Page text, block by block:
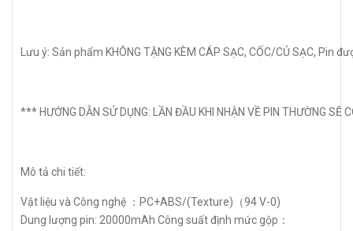
Lưu ý: Sản phẩm KHÔNG TẶNG KÈM CÁP SẠC, CỐC/CỦ SẠC,
*** HƯỚNG DẪN SỬ DỤNG: LẦN ĐẦU KHI NHẬN VỀ PIN THƯỜNG SẼ
Mô tả chi tiết:
Vật liệu và Công nghệ ：PC+ABS/(Texture)（94 V-0)
Dung lượng pin: 20000mAh Công suất định mức gộp：